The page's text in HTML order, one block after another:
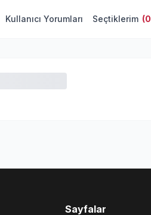
Kullanıcı Yorumları Seçtiklerim (0
Sayfalar